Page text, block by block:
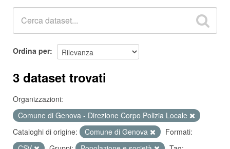
Ordina per
3 dataset trovati
Organizzazioni:
Comune di Genova - Direzione Corpo Polizia Locale
Cataloghi di origine:
Comune di Genova
Formati: